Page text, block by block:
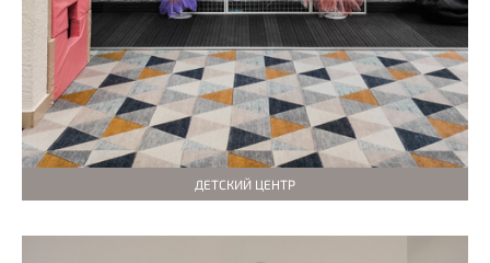
ДЕТСКИЙ ЦЕНТР